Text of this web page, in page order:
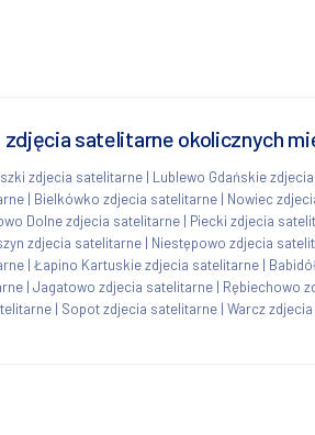
zdjęcia satelitarne okolicznych
zdjecia satelitarne | Lublewo Gdańskie
| Bielkówko zdjecia satelitarne | Nowiec
Dolne zdjecia satelitarne | Piecki zdjecia
zdjecia satelitarne | Niestępowo zdjecia
| Łapino Kartuskie zdjecia satelitarne |
| Jagatowo zdjecia satelitarne | Rębiechowo
| Sopot zdjecia satelitarne | Warcz